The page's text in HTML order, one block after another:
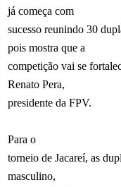
já começa com
sucesso reunindo 30
pois mostra que a
competição vai se
Renato Pera,
presidente da FPV.
Para o
torneio de Jacareí, as
masculino,